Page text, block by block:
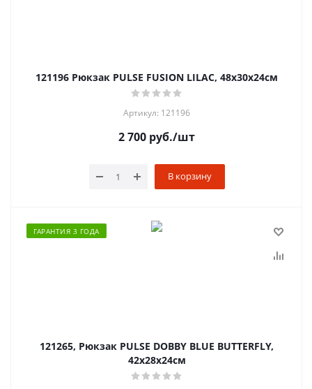
121196 Рюкзак PULSE FUSION LILAC, 48х30х24см
Артикул: 121196
2 700 руб./шт
В корзину
ГАРАНТИЯ 3 ГОДА
121265, Рюкзак PULSE DOBBY BLUE BUTTERFLY,
42х28х24см